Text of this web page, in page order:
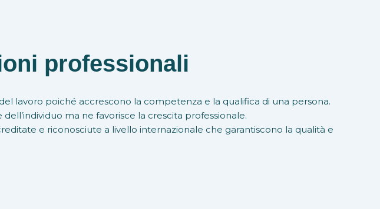
professionali
lavoro poiché accrescono la competenza e la qualifica di una persona.
ma ne favorisce la crescita professionale.
e riconosciute a livello internazionale che garantiscono la qualità e